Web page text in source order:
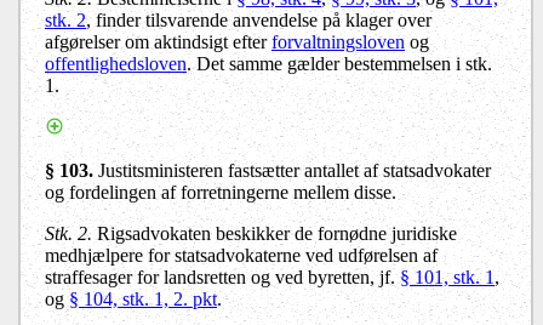
stk. 2, finder tilsvarende anvendelse på klager over
afgørelser om aktindsigt efterforvaltningsloven og
offentlighedsloven. Det samme gælder bestemmelsen i stk.
1.
§ 103. Justitsministeren fastsætter antallet af statsadvokater
og fordelingen af forretningerne mellem disse.
Stk. 2. Rigsadvokaten beskikker de fornødne juridiske
medhjælpere for statsadvokaterne ved udførelsen af
straffesager for landsretten og ved byretten, jf.§ 101, stk. 1,
og § 104, stk. 1, 2. pkt.